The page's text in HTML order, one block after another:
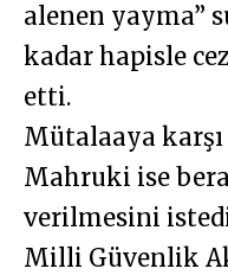
alenen yayma”
kadar hapisle
etti.
Mütalaaya
Mahruki ise
verilmesini
Milli Güvenlik